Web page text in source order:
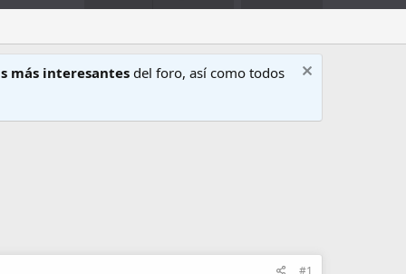
más interesantes del foro, así como todos
#1